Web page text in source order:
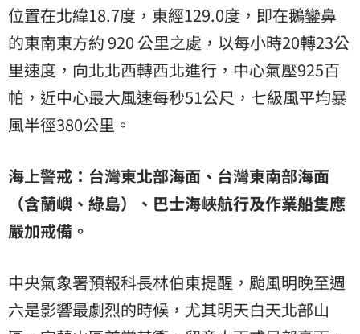
位置在北緯18.7度，東經129.0度，即在鵝鑾鼻
的東南東方約 920 公里之處，以每小時20轉23公
里速度，向北北西轉西北進行，中心氣壓925百
帕，近中心最大風速每秒51公尺，七級風平均暴
風半徑380公里。
海上警戒：台灣東北部海面、台灣東南部海面
（含蘭嶼、綠島）、巴士海峽航行及作業船隻應
嚴加戒備。
中央氣象署預報科長林伯東提醒，颱風明晚至週
六是影響最劇烈的時候，尤其明天白天北部山